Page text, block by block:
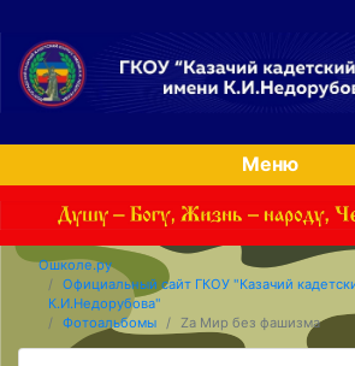
Меню
Ошколе.ру
Официальный сайт ГКОУ "Казачий
К.И.Недорубова"
Фотоальбомы
Za Мир без фашизма